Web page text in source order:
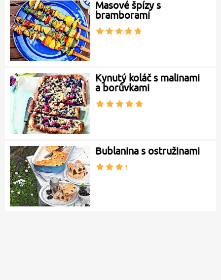
Masové špízy s
bramborami
Kynutý koláč s malinami
a borůvkami
Bublanina s ostružinami